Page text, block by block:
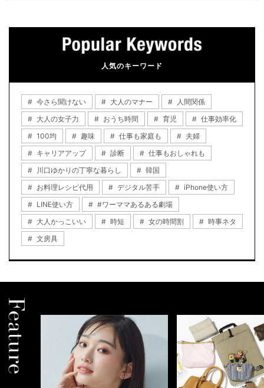
人気のキーワード
今さら聞けない 大人のマナー
人間関係
大人の女子力
おうち時間 育児
仕事効率化
100均
趣味 仕事も家庭も
夫婦
キャリアアップ
診断
仕事もおしゃれも
川口ゆかりの丁寧な暮らし
韓国
お料理レシピ代用
デジタル苦手
iPhone使い方
LINE使い方
#ワーママあるある劇場
大人かっこいい
時短 女の時間割
時事ネタ
文房具